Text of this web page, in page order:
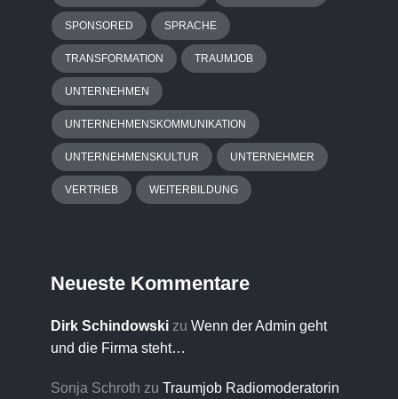
SPONSORED SPRACHE
TRANSFORMATION TRAUMJOB
UNTERNEHMEN
UNTERNEHMENSKOMMUNIKATION
UNTERNEHMENSKULTUR UNTERNEHMER
VERTRIEB WEITERBILDUNG
Neueste Kommentare
Dirk Schindowski zu Wenn der Admin geht
und die Firma steht…
Sonja Schroth zu Traumjob Radiomoderatorin